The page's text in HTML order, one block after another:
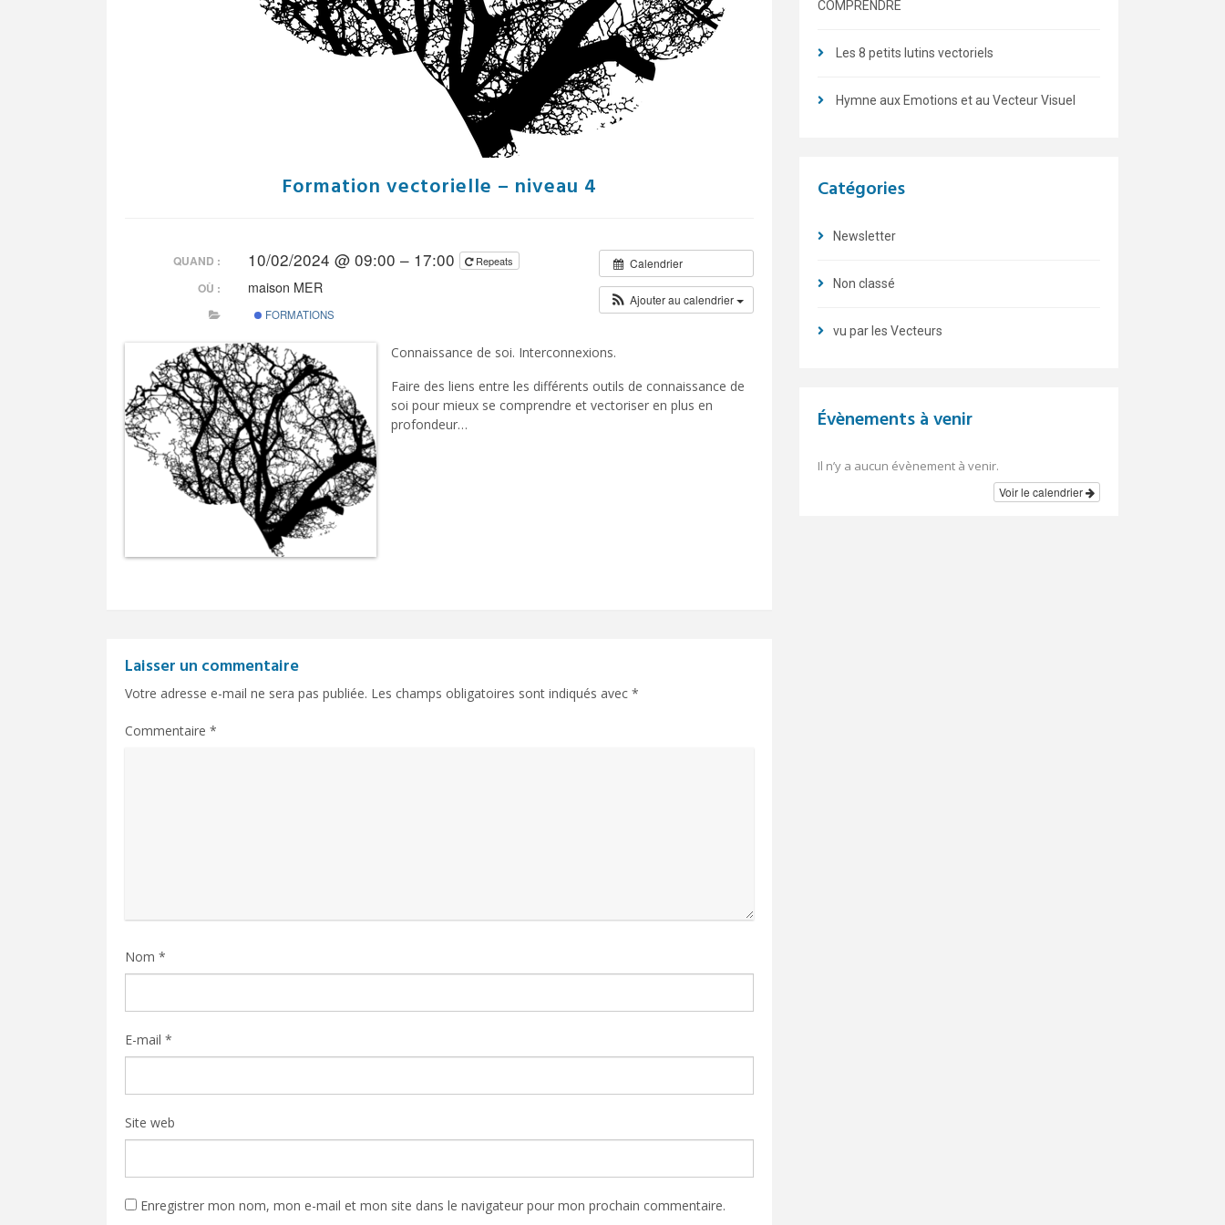
Formation vectorielle – niveau 4
Calendrier
Ajouter au calendrier
QUAND : 10/02/2024 @ 09:00 – 17:00 Repeats
OÙ : maison MER
FORMATIONS
Connaissance de soi. Interconnexions.
Faire des liens entre les différents outils de connaissance de
soi pour mieux se comprendre et vectoriser en plus en
profondeur…
Laisser un commentaire
Votre adresse e-mail ne sera pas publiée. Les champs obligatoires sont indiqués avec *
Commentaire *
Nom *
E-mail *
Site web
Enregistrer mon nom, mon e-mail et mon site dans le navigateur pour mon prochain commentaire.
COMPRENDRE
Les 8 petits lutins vectoriels
Hymne aux Emotions et au Vecteur Visuel
Catégories
Newsletter
Non classé
vu par les Vecteurs
Évènements à venir
Il n’y a aucun évènement à venir.
Voir le calendrier